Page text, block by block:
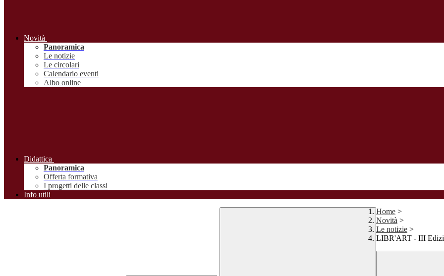
Novità
Panoramica
Le notizie
Le circolari
Calendario eventi
Albo online
Didattica
Panoramica
Offerta formativa
I progetti delle classi
Info utili
Home >
Novità >
Le notizie >
LIBR'ART - III